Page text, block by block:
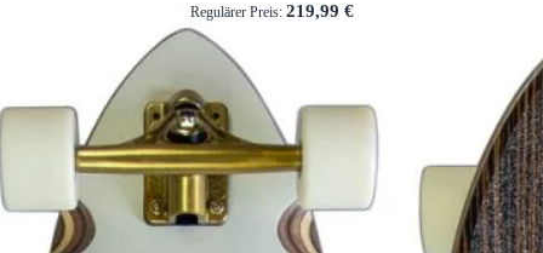
Regulärer Preis: 219,99 €